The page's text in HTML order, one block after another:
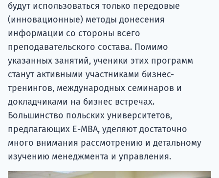
будут использоваться только передовые
(инновационные) методы донесения
информации со стороны всего
преподавательского состава. Помимо
указанных занятий, ученики этих программ
станут активными участниками бизнес-
тренингов, международных семинаров и
докладчиками на бизнес встречах.
Большинство польских университетов,
предлагающих E-MBA, уделяют достаточно
много внимания рассмотрению и детальному
изучению менеджмента и управления.